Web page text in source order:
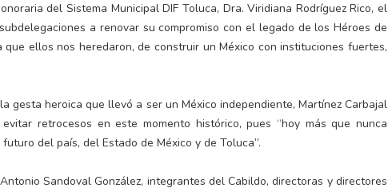
del Sistema Municipal DIF Toluca, Dra. Viridiana Rodríguez Rico, el
a renovar su compromiso con el legado de los Héroes de
ellos nos heredaron, de construir un México con instituciones fuertes,
gesta heroica que llevó a ser un México independiente, Martínez Carbajal
retrocesos en este momento histórico, pues “hoy más que nunca
del país, del Estado de México y de Toluca”.
Sandoval González, integrantes del Cabildo, directoras y directores